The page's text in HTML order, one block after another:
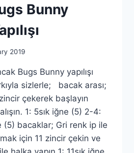
Bunny
2019
Bugs Bunny yapılışı
sizlerle; bacak arası;
çekerek başlayın
1: 5sık iğne (5) 2-4:
(5) bacaklar; Gri renk ip ile
için 11 zincir çekin ve